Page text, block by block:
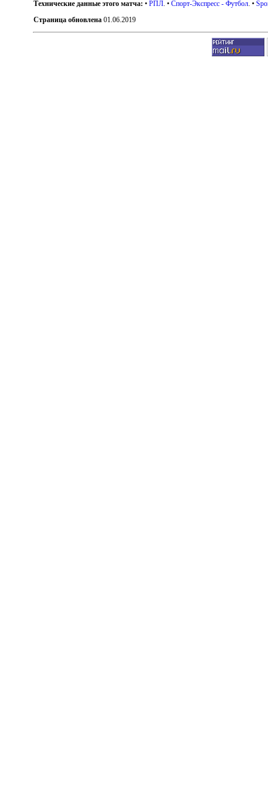
Технические данные этого матча: •РПЛ . •Спорт-Экспресс - Футбол . •
Страница обновлена 01.06.2019